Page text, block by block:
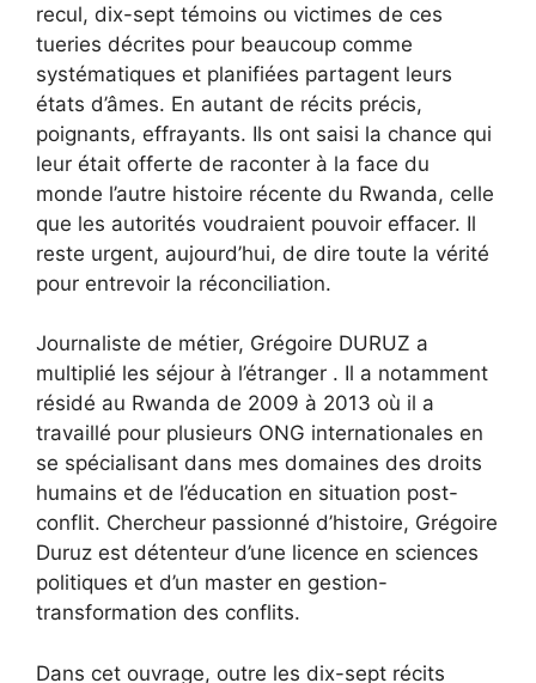
recul, dix-sept témoins ou victimes de ces
tueries décrites pour beaucoup comme
systématiques et planifiées partagent leurs
états d’âmes. En autant de récits précis,
poignants, effrayants. Ils ont saisi la chance qui
leur était offerte de raconter à la face du
monde l’autre histoire récente du Rwanda, celle
que les autorités voudraient pouvoir effacer. Il
reste urgent, aujourd’hui, de dire toute la vérité
pour entrevoir la réconciliation.
Journaliste de métier, Grégoire DURUZ a
multiplié les séjour à l’étranger . Il a notamment
résidé au Rwanda de 2009 à 2013 où il a
travaillé pour plusieurs ONG internationales en
se spécialisant dans mes domaines des droits
humains et de l’éducation en situation post-
conflit. Chercheur passionné d’histoire, Grégoire
Duruz est détenteur d’une licence en sciences
politiques et d’un master en gestion-
transformation des conflits.
Dans cet ouvrage, outre les dix-sept récits